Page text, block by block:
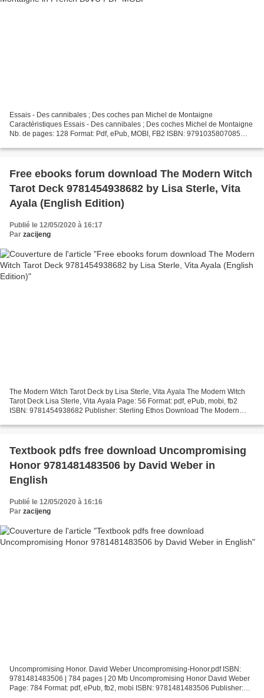
Essais - Des cannibales ; Des coches pan Michel de Montaigne
Caractéristiques Essais - Des cannibales ; Des coches Michel de Montaigne
Nb. de pages: 128 Format: Pdf, ePub, MOBI, FB2 ISBN: 9791035807085
Free ebooks forum download The Modern Witch
Tarot Deck 9781454938682 by Lisa Sterle, Vita
Ayala (English Edition)
Publié le 12/05/2020 à 16:17
Par zacijeng
The Modern Witch Tarot Deck by Lisa Sterle, Vita Ayala The Modern Witch
Tarot Deck Lisa Sterle, Vita Ayala Page: 56 Format: pdf, ePub, mobi, fb2
ISBN: 9781454938682 Publisher: Sterling Ethos Download The Modern
Textbook pdfs free download Uncompromising
Honor 9781481483506 by David Weber in
English
Publié le 12/05/2020 à 16:16
Par zacijeng
Uncompromising Honor. David Weber Uncompromising-Honor.pdf ISBN:
9781481483506 | 784 pages | 20 Mb Uncompromising Honor David Weber
Page: 784 Format: pdf, ePub, fb2, mobi ISBN: 9781481483506 Publisher: